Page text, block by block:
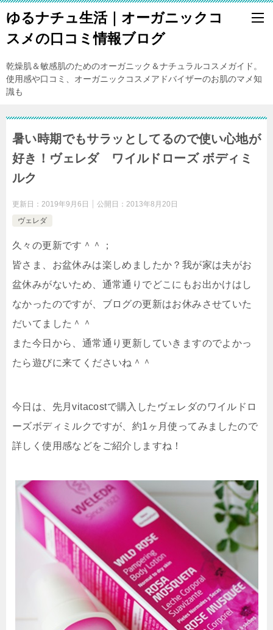
ゆるナチュ生活｜オーガニックコ
スメの口コミ情報ブログ
乾燥肌＆敏感肌のためのオーガニック＆ナチュラルコスメガイド。
使用感や口コミ、オーガニックコスメアドバイザーのお肌のマメ知
識も
暑い時期でもサラッとしてるので使い心地が
好き！ヴェレダ ワイルドローズ ボディミ
ルク
更新日： 2019年9月6日 公開日： 2013年8月20日
ヴェレダ
久々の更新です＾＾；
皆さま、お盆休みは楽しめましたか？我が家は夫がお
盆休みがないため、通常通りでどこにもお出かけはし
なかったのですが、ブログの更新はお休みさせていた
だいてました＾＾
また今日から、通常通り更新していきますのでよかっ
たら遊びに来てくださいね＾＾
今日は、先月vitacostで購入したヴェレダのワイルドロ
ーズボディミルクですが、約1ヶ月使ってみましたので
詳しく使用感などをご紹介しますね！